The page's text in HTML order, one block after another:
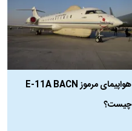
هواپیمای مرموز E-11A BACN
چیست؟